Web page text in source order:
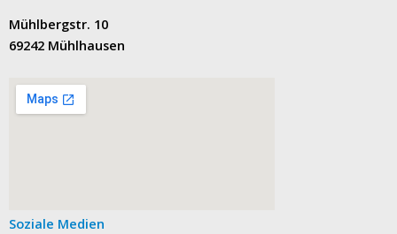
Mühlbergstr. 10
69242 Mühlhausen
Soziale Medien